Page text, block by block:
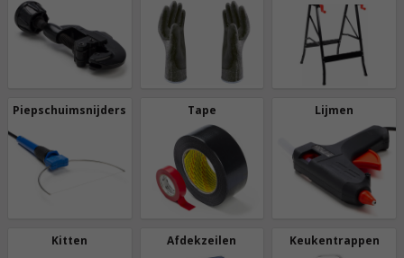
Piepschuimsnijders Tape Lijmen
Kitten Afdekzeilen Keukentrappen